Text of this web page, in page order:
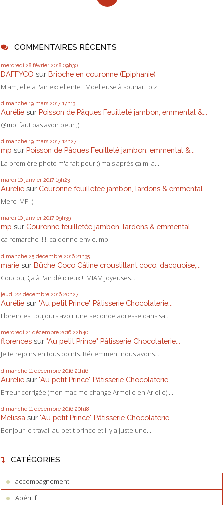
COMMENTAIRES RÉCENTS
mercredi 28 février 2018 09h30
DAFFYCO sur Brioche en couronne (Epiphanie)
Miam, elle a l'air excellente ! Moelleuse à souhait. biz
dimanche 19 mars 2017 17h13
Aurélie sur Poisson de Pâques Feuilleté jambon, emmental &...
@mp: faut pas avoir peur ;)
dimanche 19 mars 2017 12h27
mp sur Poisson de Pâques Feuilleté jambon, emmental &...
La première photo m'a fait peur ;) mais après ça m' a...
mardi 10 janvier 2017 19h23
Aurélie sur Couronne feuilletée jambon, lardons & emmental
Merci MP :)
mardi 10 janvier 2017 09h39
mp sur Couronne feuilletée jambon, lardons & emmental
ca remarche !!!!! ca donne envie. mp
dimanche 25 décembre 2016 21h35
marie sur Bûche Coco Câline croustillant coco, dacquoise,...
Coucou, Ça à l'air délicieux!!! MIAM Joyeuses...
jeudi 22 décembre 2016 20h27
Aurélie sur "Au petit Prince" Pâtisserie Chocolaterie...
Florences: toujours avoir une seconde adresse dans sa...
mercredi 21 décembre 2016 22h40
florences sur "Au petit Prince" Pâtisserie Chocolaterie...
Je te rejoins en tous points. Récemment nous avons...
dimanche 11 décembre 2016 21h16
Aurélie sur "Au petit Prince" Pâtisserie Chocolaterie...
Erreur corrigée (mon mac me change Armelle en Arielle)!...
dimanche 11 décembre 2016 20h18
Melissa sur "Au petit Prince" Pâtisserie Chocolaterie...
Bonjour je travail au petit prince et il y a juste une...
CATÉGORIES
accompagnement
Apéritif